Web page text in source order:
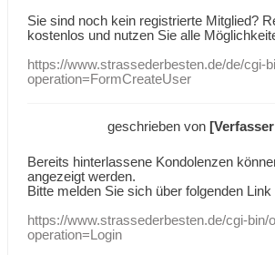
Sie sind noch kein registrierte Mitglied?
kostenlos und nutzen Sie alle
https://www.strassederbesten.de/de/cgi-
operation=FormCreateUser
geschrieben von
Bereits hinterlassene Kondolenzen
angezeigt werden.
Bitte melden Sie sich über folgenden Link
https://www.strassederbesten.de/cgi-bin/
operation=Login